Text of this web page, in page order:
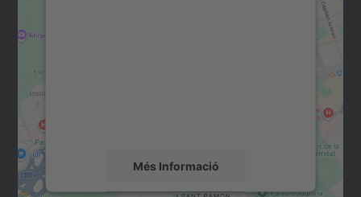
Més Informació